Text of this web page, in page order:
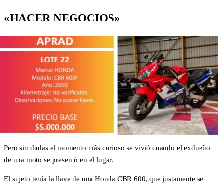
«HACER NEGOCIOS»
Pero sin dudas el momento más curioso se vivió cuando el exdueño
de una moto se presentó en el lugar.
El sujeto tenía la llave de una Honda CBR 600, que justamente se